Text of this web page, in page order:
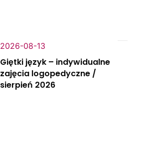
2026-08-13
Giętki język – indywidualne
zajęcia logopedyczne /
sierpień 2026